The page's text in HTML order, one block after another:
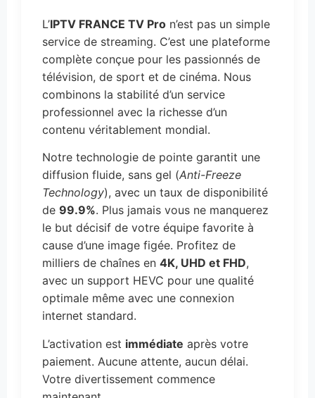
L’IPTV FRANCE TV Pro n’est pas un simple
service de streaming. C’est une plateforme
complète conçue pour les passionnés de
télévision, de sport et de cinéma. Nous
combinons la stabilité d’un service
professionnel avec la richesse d’un
contenu véritablement mondial.
Notre technologie de pointe garantit une
diffusion fluide, sans gel (Anti-Freeze
Technology), avec un taux de disponibilité
de 99.9%. Plus jamais vous ne manquerez
le but décisif de votre équipe favorite à
cause d’une image figée. Profitez de
milliers de chaînes en 4K, UHD et FHD,
avec un support HEVC pour une qualité
optimale même avec une connexion
internet standard.
L’activation est immédiate après votre
paiement. Aucune attente, aucun délai.
Votre divertissement commence